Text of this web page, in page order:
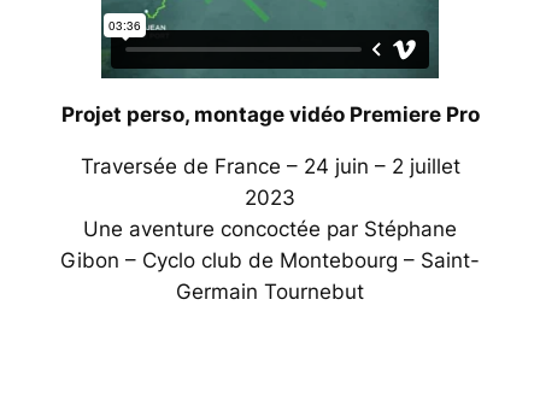
Projet perso, montage vidéo Premiere Pro
Traversée de France – 24 juin – 2 juillet
2023
Une aventure concoctée par Stéphane
Gibon – Cyclo club de Montebourg – Saint-
Germain Tournebut